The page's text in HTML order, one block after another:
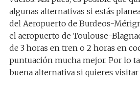
algunas alternativas si estás
del Aeropuerto de Burdeos-
el aeropuerto de Toulouse-
de 3 horas en tren o 2 horas en
puntuación mucha mejor. Por lo
buena alternativa si quieres visitar